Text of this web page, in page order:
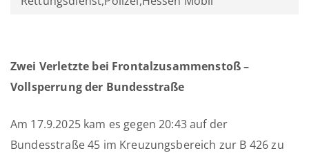
Zwei Verletzte bei Frontalzusammenstoß –
Vollsperrung der Bundesstraße
Am 17.9.2025 kam es gegen 20:43 auf der
Bundesstraße 45 im Kreuzungsbereich zur B 426 zu